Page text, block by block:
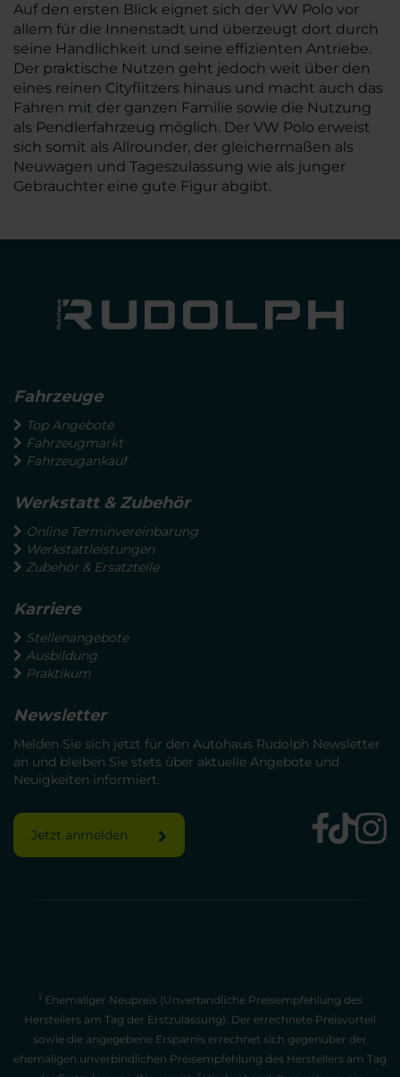
Auf den ersten Blick eignet sich der VW Polo vor
allem für die Innenstadt und überzeugt dort durch
seine Handlichkeit und seine effizienten Antriebe.
Der praktische Nutzen geht jedoch weit über den
eines reinen Cityflitzers hinaus und macht auch das
Fahren mit der ganzen Familie sowie die Nutzung
als Pendlerfahrzeug möglich. Der VW Polo erweist
sich somit als Allrounder, der gleichermaßen als
Neuwagen und Tageszulassung wie als junger
Gebrauchter eine gute Figur abgibt.
Fahrzeuge
Top Angebote
Fahrzeugmarkt
Fahrzeugankauf
Werkstatt & Zubehör
Online Terminvereinbarung
Werkstattleistungen
Zubehör & Ersatzteile
Karriere
Stellenangebote
Ausbildung
Praktikum
Newsletter
Melden Sie sich jetzt für den Autohaus Rudolph Newsletter
an und bleiben Sie stets über aktuelle Angebote und
Neuigkeiten informiert.
Jetzt anmelden
1 Ehemaliger Neupreis (Unverbindliche Preisempfehlung des
Herstellers am Tag der Erstzulassung). Der errechnete Preisvorteil
sowie die angegebene Ersparnis errechnet sich gegenüber der
ehemaligen unverbindlichen Preisempfehlung des Herstellers am Tag